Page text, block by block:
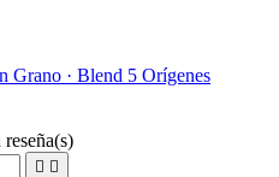
Grano · Blend 5 Orígenes
reseña(s)
 